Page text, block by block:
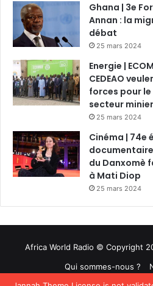
Ghana | 3e
Annan : la
débat
25 mars 2024
Energie |
CEDEAO
forces pour
secteur
25 mars 2024
Cinéma | 74e
du Danxomè
à Mati Diop
25 mars 2024
Africa World Radio © Copyright
Qui sommes-nous ?